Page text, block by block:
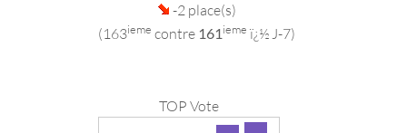
-2 place(s)
(163ieme contre 161ieme ï¿½ J-7)
TOP Vote